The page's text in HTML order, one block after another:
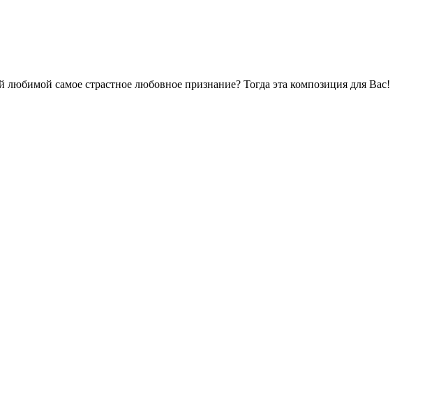
любимой самое страстное любовное признание? Тогда эта композиция для Вас!